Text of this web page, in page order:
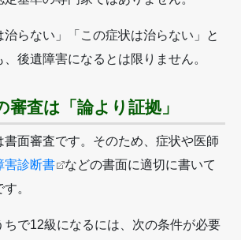
治らない」「この症状は治らない」と
後遺障害になるとは限りません。
審査は「論より証拠」
書面審査です。そのため、症状や医師
害診断書
などの書面に適切に書いて
。
ちで12級になるには、次の条件が必要